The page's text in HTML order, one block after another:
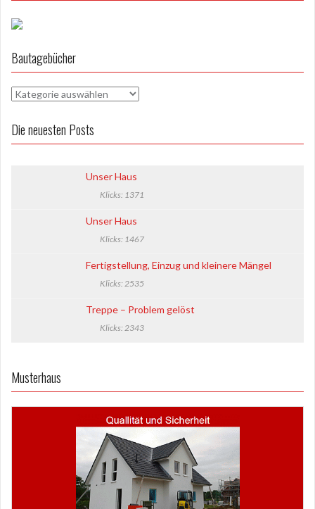
Bautagebücher
B
u
t
Die neuesten Posts
Unser Haus
Klicks: 1371
Unser Haus
Klicks: 1467
Fertigstellung, Einzug und kleinere Mängel
Klicks: 2535
Treppe – Problem gelöst
Klicks: 2343
Musterhaus